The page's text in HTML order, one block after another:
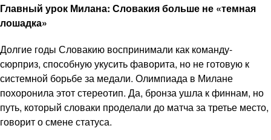
Главный урок Милана: Словакия больше не «темная
лошадка»
Долгие годы Словакию воспринимали как команду-
сюрприз, способную укусить фаворита, но не готовую к
системной борьбе за медали. Олимпиада в Милане
похоронила этот стереотип. Да, бронза ушла к финнам, но
путь, который словаки проделали до матча за третье место,
говорит о смене статуса.